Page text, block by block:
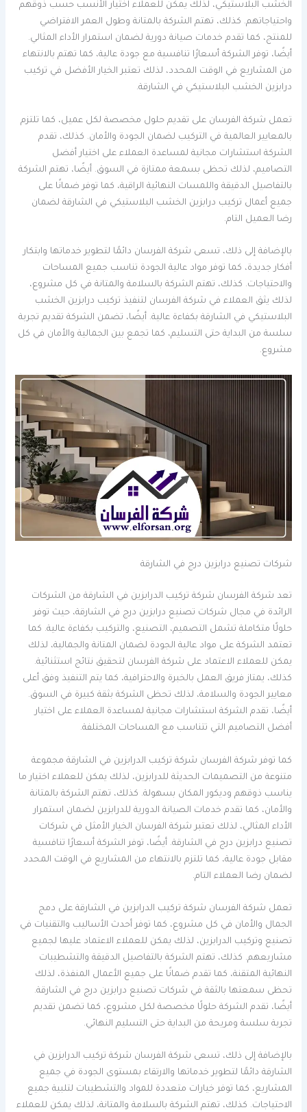
الخشب البلاستيكي، لذلك يمكن للعملاء اختيار الأنسب حسب ذوقهم
واحتياجاتهم. كذلك، تهتم الشركة بالمتانة وطول العمر الافتراضي
للمنتج، كما تقدم خدمات صيانة دورية لضمان استمرار الأداء المثالي.
أيضًا، توفر الشركة أسعارًا تنافسية مع جودة عالية، كما تهتم بالانتهاء
من المشاريع في الوقت المحدد، لذلك تعتبر الخيار الأفضل في تركيب
درابزين الخشب البلاستيكي في الشارقة.
تعمل شركة الفرسان على تقديم حلول مخصصة لكل عميل، كما تلتزم
بالمعايير العالمية في التركيب لضمان الجودة والأمان. كذلك، تقدم
الشركة استشارات مجانية لمساعدة العملاء على اختيار أفضل
التصاميم، لذلك تحظى بسمعة ممتازة في السوق. أيضًا، تهتم الشركة
بالتفاصيل الدقيقة واللمسات النهائية الراقية، كما توفر ضمانًا على
جميع أعمال تركيب درابزين الخشب البلاستيكي في الشارقة لضمان
رضا العميل التام.
بالإضافة إلى ذلك، تسعى شركة الفرسان دائمًا لتطوير خدماتها وابتكار
أفكار جديدة، كما توفر مواد عالية الجودة تناسب جميع المساحات
والاحتياجات. كذلك، تهتم الشركة بالسلامة والمتانة في كل مشروع،
لذلك يثق العملاء في شركة الفرسان لتنفيذ تركيب درابزين الخشب
البلاستيكي في الشارقة بكفاءة عالية. أيضًا، تضمن الشركة تقديم تجربة
سلسة من البداية حتى التسليم، كما تجمع بين الجمالية والأمان في كل
مشروع.
شركات تصنيع درابزين درج في الشارقة
تعد شركة الفرسان شركة تركيب الدرابزين في الشارقة من الشركات
الرائدة في مجال شركات تصنيع درابزين درج في الشارقة، حيث توفر
حلولًا متكاملة تشمل التصميم، التصنيع، والتركيب بكفاءة عالية. كما
تعتمد الشركة على مواد عالية الجودة لضمان المتانة والجمالية، لذلك
يمكن للعملاء الاعتماد على شركة الفرسان لتحقيق نتائج استثنائية.
كذلك، يمتاز فريق العمل بالخبرة والاحترافية، كما يتم التنفيذ وفق أعلى
معايير الجودة والسلامة، لذلك تحظى الشركة بثقة كبيرة في السوق.
أيضًا، تقدم الشركة استشارات مجانية لمساعدة العملاء على اختيار
أفضل التصاميم التي تتناسب مع المساحات المختلفة.
كما توفر شركة الفرسان شركة تركيب الدرابزين في الشارقة مجموعة
متنوعة من التصميمات الحديثة للدرابزين، لذلك يمكن للعملاء اختيار ما
يناسب ذوقهم وديكور المكان بسهولة. كذلك، تهتم الشركة بالمتانة
والأمان، كما تقدم خدمات الصيانة الدورية للدرابزين لضمان استمرار
الأداء المثالي، لذلك تعتبر شركة الفرسان الخيار الأمثل في شركات
تصنيع درابزين درج في الشارقة. أيضًا، توفر الشركة أسعارًا تنافسية
مقابل جودة عالية، كما تلتزم بالانتهاء من المشاريع في الوقت المحدد
لضمان رضا العملاء التام.
تعمل شركة الفرسان شركة تركيب الدرابزين في الشارقة على دمج
الجمال والأمان في كل مشروع، كما توفر أحدث الأساليب والتقنيات في
تصنيع وتركيب الدرابزين، لذلك يمكن للعملاء الاعتماد عليها لجميع
مشاريعهم. كذلك، تهتم الشركة بالتفاصيل الدقيقة والتشطيبات
النهائية المتقنة، كما تقدم ضمانًا على جميع الأعمال المنفذة، لذلك
تحظى سمعتها بالثقة في شركات تصنيع درابزين درج في الشارقة.
أيضًا، تقدم الشركة حلولًا مخصصة لكل مشروع، كما تضمن تقديم
تجربة سلسة ومريحة من البداية حتى التسليم النهائي.
بالإضافة إلى ذلك، تسعى شركة الفرسان شركة تركيب الدرابزين في
الشارقة دائمًا لتطوير خدماتها والارتقاء بمستوى الجودة في جميع
المشاريع، كما توفر خيارات متعددة للمواد والتشطيبات لتلبية جميع
الاحتياجات. كذلك، تهتم الشركة بالسلامة والمتانة، لذلك يمكن للعملاء